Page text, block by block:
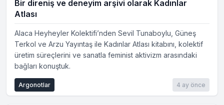
Bir direniş ve deneyim arşivi olarak Kadınlar
Atlası
Alaca Heyheyler Kolektifi’nden Sevil Tunaboylu, Güneş
Terkol ve Arzu Yayıntaş ile Kadınlar Atlası kitabını, kolektif
üretim süreçlerini ve sanatla feminist aktivizm arasındaki
bağları konuştuk.
4 ay önce
Argonotlar